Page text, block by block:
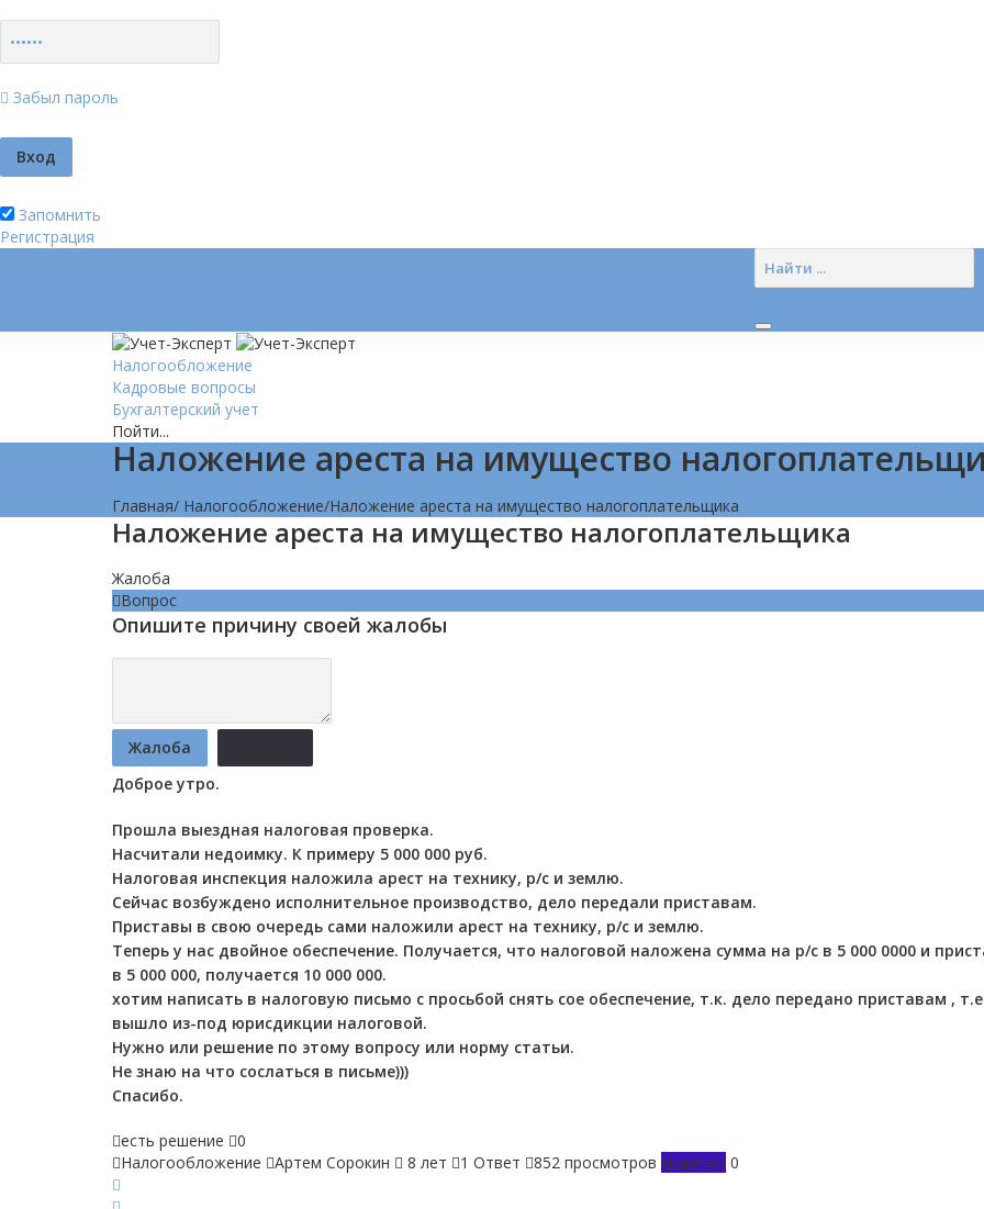
Забыл пароль
Запомнить
Регистрация
Налогообложение
Кадровые вопросы
Бухгалтерский учет
Пойти...
Наложение ареста на имущество
Главная/ Налогообложение/Наложение ареста на имущество налогоплательщика
Наложение ареста на имущество налогоплательщика
Жалоба
Вопрос
Опишите причину своей жалобы
Жалоба
Доброе утро.
Прошла выездная налоговая проверка.
Насчитали недоимку. К примеру 5 000 000 руб.
Налоговая инспекция наложила арест на технику, р/с и землю.
Сейчас возбуждено исполнительное производство, дело передали приставам.
Приставы в свою очередь сами наложили арест на технику, р/с и землю.
Теперь у нас двойное обеспечение. Получается, что налоговой наложена сумма на р/с в 5 000 0000 и
в 5 000 000, получается 10 000 000.
хотим написать в налоговую письмо с просьбой снять сое обеспечение, т.к. дело передано приставам ,
вышло из-под юрисдикции налоговой.
Нужно или решение по этому вопросу или норму статьи.
Не знаю на что сослаться в письме)))
Спасибо.
есть решение
0
Налогообложение
Артем Сорокин 8 лет 1 Ответ 852 просмотров Новичок 0